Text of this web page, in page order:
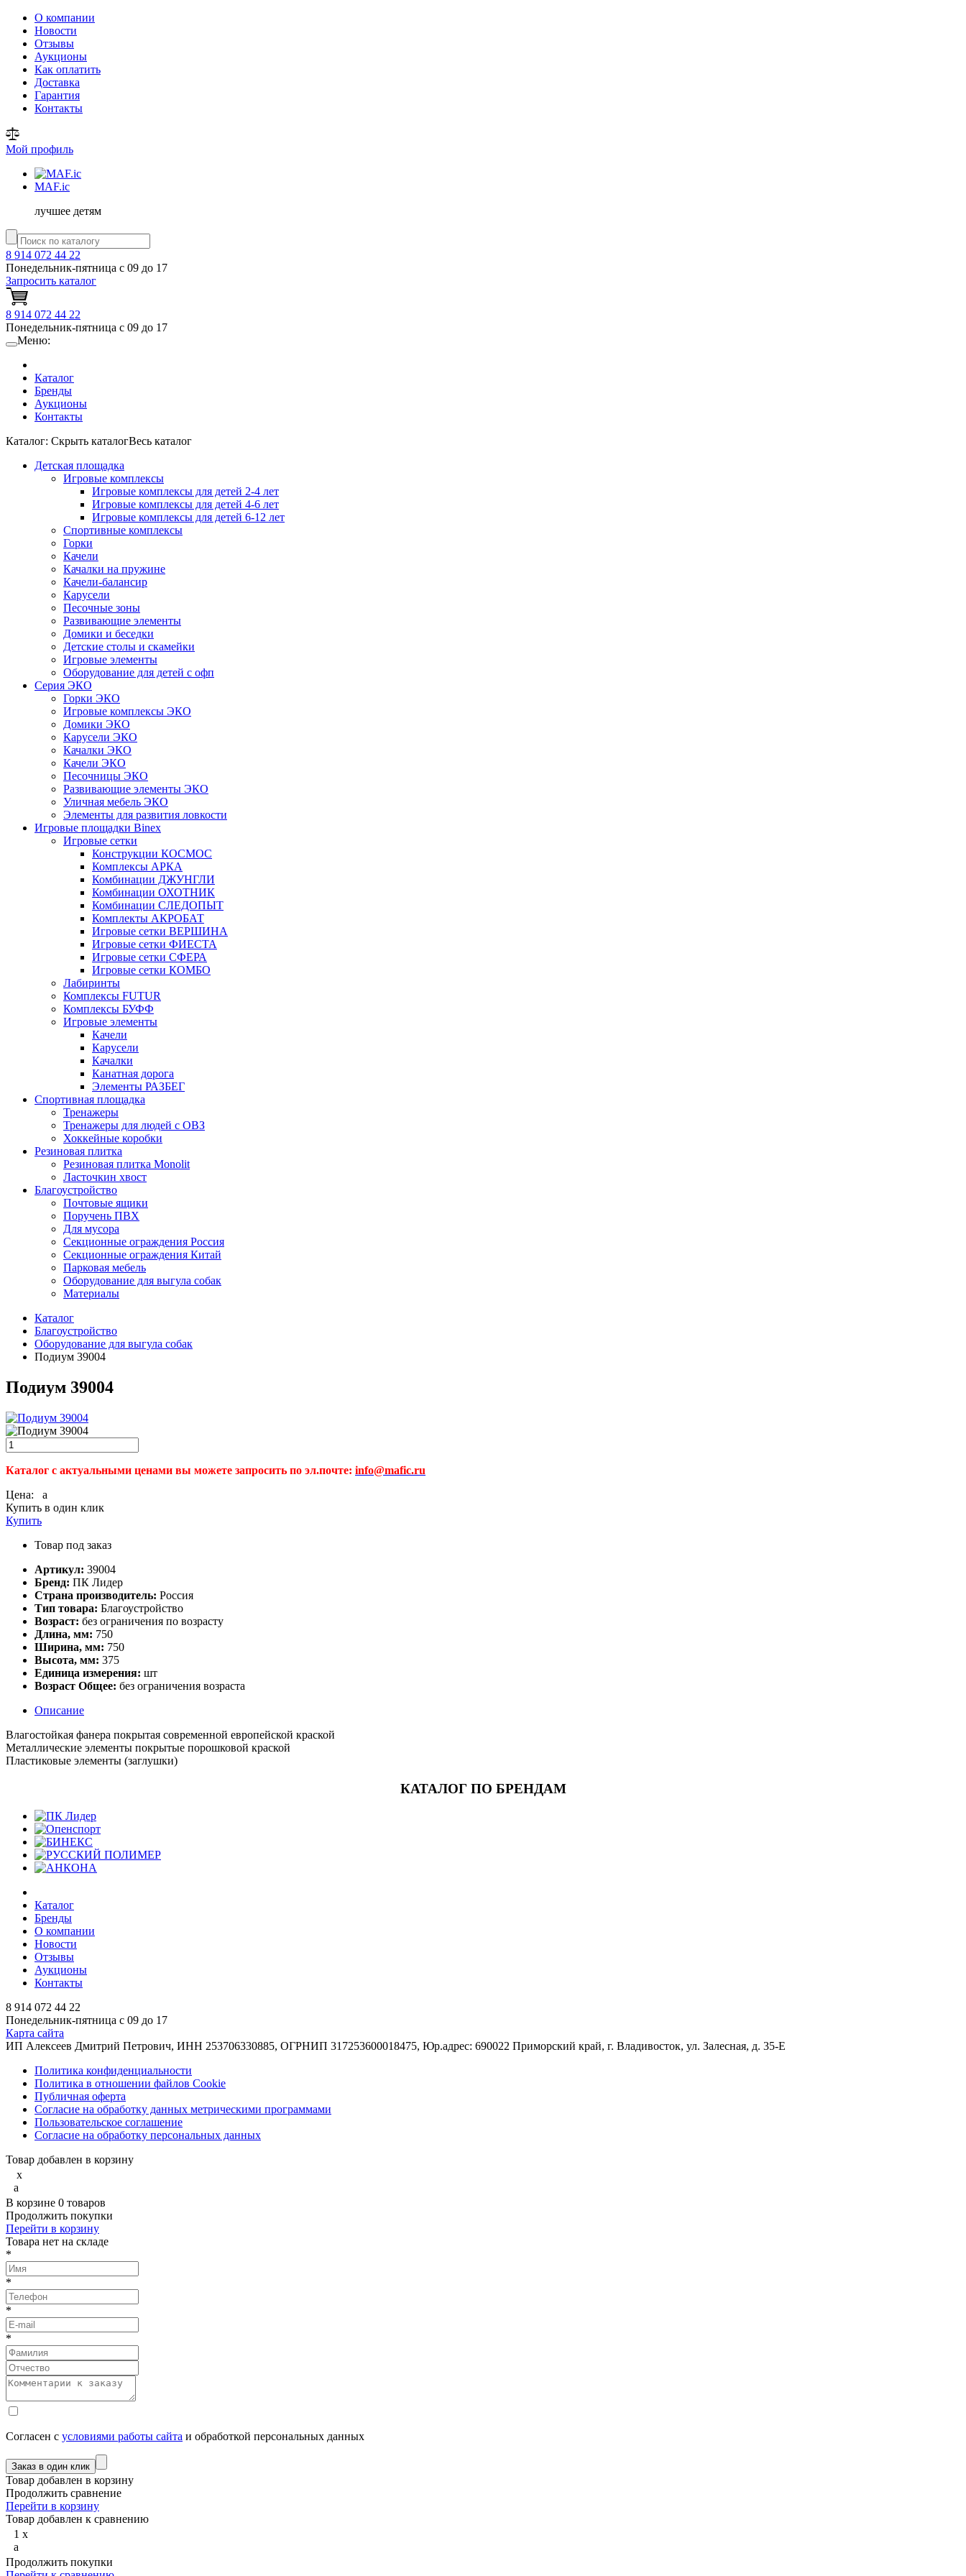
О компании
Новости
Отзывы
Аукционы
Как оплатить
Доставка
Гарантия
Контакты
Мой профиль
MAF.ic
лучшее детям
8 914 072 44 22
Понедельник-пятница с 09 до 17
Запросить каталог
8 914 072 44 22
Понедельник-пятница с 09 до 17
Меню:
Каталог
Бренды
Аукционы
Контакты
Каталог: Cкрыть каталогВесь каталог
Детская площадка
Игровые комплексы
Игровые комплексы для детей 2-4 лет
Игровые комплексы для детей 4-6 лет
Игровые комплексы для детей 6-12 лет
Спортивные комплексы
Горки
Качели
Качалки на пружине
Качели-балансир
Карусели
Песочные зоны
Развивающие элементы
Домики и беседки
Детские столы и скамейки
Игровые элементы
Оборудование для детей с офп
Серия ЭКО
Горки ЭКО
Игровые комплексы ЭКО
Домики ЭКО
Карусели ЭКО
Качалки ЭКО
Качели ЭКО
Песочницы ЭКО
Развивающие элементы ЭКО
Уличная мебель ЭКО
Элементы для развития ловкости
Игровые площадки Binex
Игровые сетки
Конструкции КОСМОС
Комплексы АРКА
Комбинации ДЖУНГЛИ
Комбинации ОХОТНИК
Комбинации СЛЕДОПЫТ
Комплекты АКРОБАТ
Игровые сетки ВЕРШИНА
Игровые сетки ФИЕСТА
Игровые сетки СФЕРА
Игровые сетки КОМБО
Лабиринты
Комплексы FUTUR
Комплексы БУФФ
Игровые элементы
Качели
Карусели
Качалки
Канатная дорога
Элементы РАЗБЕГ
Спортивная площадка
Тренажеры
Тренажеры для людей с ОВЗ
Хоккейные коробки
Резиновая плитка
Резиновая плитка Monolit
Ласточкин хвост
Благоустройство
Почтовые ящики
Поручень ПВХ
Для мусора
Секционные ограждения Россия
Секционные ограждения Китай
Парковая мебель
Оборудование для выгула собак
Материалы
Каталог
Благоустройство
Оборудование для выгула собак
Подиум 39004
Подиум 39004
Каталог с актуальными ценами вы можете запросить по эл.почте: info@mafic.ru
Цена:
a
Купить в один клик
Купить
Товар под заказ
Артикул: 39004
Бренд: ПК Лидер
Страна производитель: Россия
Тип товара: Благоустройство
Возраст: без ограничения по возрасту
Длина, мм: 750
Ширина, мм: 750
Высота, мм: 375
Единица измерения: шт
Возраст Общее: без ограничения возраста
Описание
Влагостойкая фанера покрытая современной европейской краской
Металлические элементы покрытые порошковой краской
Пластиковые элементы (заглушки)
КАТАЛОГ ПО БРЕНДАМ
Каталог
Бренды
О компании
Новости
Отзывы
Аукционы
Контакты
8 914 072 44 22
Понедельник-пятница с 09 до 17
Карта сайта
ИП Алексеев Дмитрий Петрович, ИНН 253706330885, ОГРНИП 317253600018475, Юр.адрес: 690022 Приморский край, г. Владивосток, ул. Залесная, д. 35-Е
Политика конфиденциальности
Политика в отношении файлов Cookie
Публичная оферта
Согласие на обработку данных метрическими программами
Пользовательское соглашение
Согласие на обработку персональных данных
Товар добавлен в корзину
x
a
В корзине 0 товаров
Продолжить покупки
Перейти в корзину
Товарa нет на складе
*
*
*
*
Согласен с условиями работы сайта и обработкой персональных данных
Товар добавлен в корзину
Продолжить сравнение
Перейти в корзину
Товар добавлен к сравнению
1 x
a
Продолжить покупки